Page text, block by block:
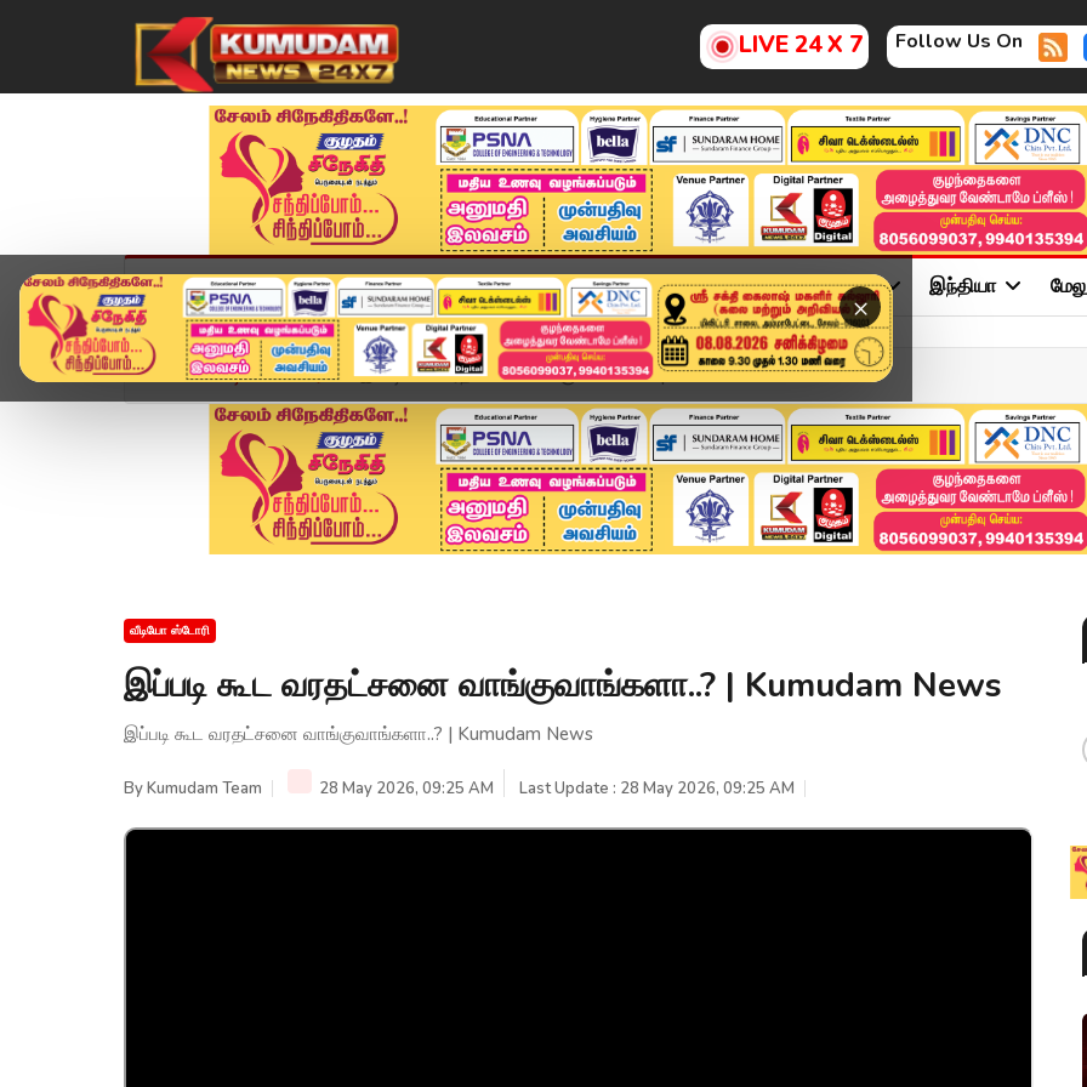
LIVE 24 X 7 Follow Us On
×
முகப்பு விளையாட்டு அண்மை தமிழ்நாடு சினிமா அரசியல் விளையாட்டு இந்தியா
Home வீடியோ ஸ்டோரி இப்படி கூட வரதட்சனை வாங்குவாங்களா..? | Kumudam ...
வீடியோ ஸ்டோரி
இப்படி கூட வரதட்சனை வாங்குவாங்களா..? | Kumudam News
இப்படி கூட வரதட்சனை வாங்குவாங்களா..? | Kumudam News
ByKumudam Team 28 May 2026, 09:25 AM Last Update : 28 May 2026, 09:25 AM